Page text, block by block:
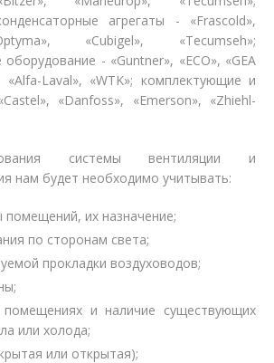
агрегаты - «Frascold»,
«Cubigel», «Tecumseh»;
- «Guntner», «ECO», «GEA
«Alfa-Laval», «WTK»; комплектующие и
«Danfoss», «Emerson», «Zhiehl-
системы вентиляции и
нам будет необходимо учитывать:
их назначение;
по сторонам света;
прокладки воздуховодов;
помещениях и наличие существующих
или холода;
или открытая);